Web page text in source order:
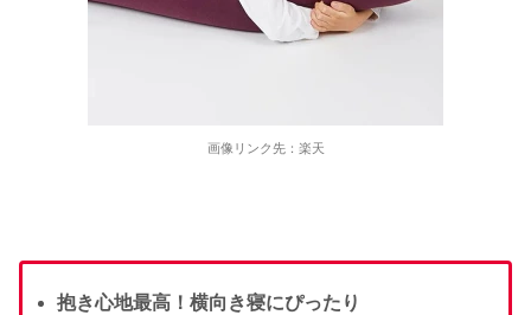
画像リンク先：楽天
抱き心地最高！横向き寝にぴったり